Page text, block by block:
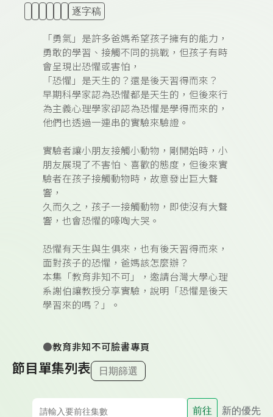
逐字稿
「勇氣」是許多爸媽希望孩子擁有的能力，
勇敢的學習、接觸不同的挑戰，但孩子有時
會呈現出恐懼或害怕，
「恐懼」是天生的？還是後天習得而來？
早期科學家認為恐懼都是天生的，但後來行
為主義心理學家卻認為恐懼是學得而來的，
他們也透過一連串的實驗來驗證。
實驗者讓小朋友接觸小動物，剛開始時，小
朋友展現了不害怕、喜歡的態度，但後來實
驗者在孩子接觸動物時，故意發出巨大聲
響，
久而久之，孩子一接觸動物，即使沒有大聲
響，也會恐懼的嚎啕大哭。
恐懼有天生與生俱來，也有後天習得而來，
面對孩子的恐懼，爸媽該怎麼辦？
本集「教育非知不可」，邀請台灣大學心理
系謝伯讓教授分享實驗，說明「恐懼是後天
學習來的嗎？」。
●教育非知不可臉書專頁
節目單集列表 日期篩選
前往 新的優先